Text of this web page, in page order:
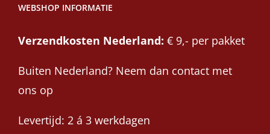
WEBSHOP INFORMATIE
Verzendkosten Nederland: € 9,- per pakket
Buiten Nederland? Neem dan contact met
ons op
Levertijd: 2 á 3 werkdagen